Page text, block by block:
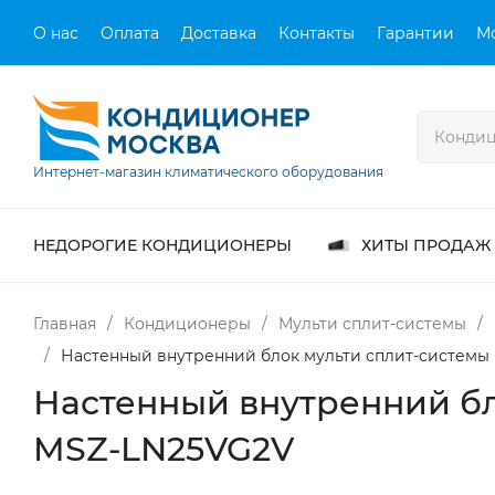
О нас Оплата Доставка Контакты Гарантии
Интернет-магазин климатического оборудования
НЕДОРОГИЕ КОНДИЦИОНЕРЫ ХИТЫ ПРОДАЖ
Главная / Кондиционеры / Мульти сплит-системы /
/
Настенный внутренний блок мульти сплит-системы
Настенный внутренний
MSZ-LN25VG2V